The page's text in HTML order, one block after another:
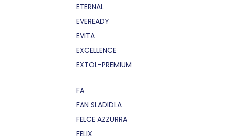
ETERNAL
EVEREADY
EVITA
EXCELLENCE
EXTOL-PREMIUM
FA
FAN SLADIDLA
FELCE AZZURRA
FELIX